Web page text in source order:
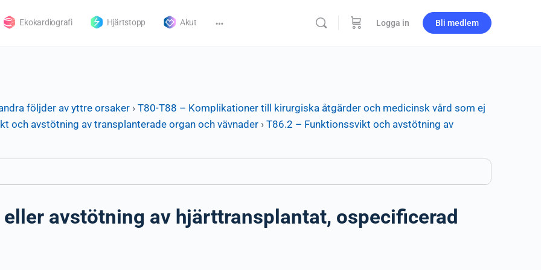
Ekokardiografi Hjärtstopp Akut Logga in Bli medlem
följder av yttre orsaker › T80-T88 – Komplikationer till kirurgiska åtgärder och medicinsk vård som ej
och avstötning av transplanterade organ och vävnader › T86.2 – Funktionssvikt och avstötning av
avstötning av hjärttransplantat, ospecificerad